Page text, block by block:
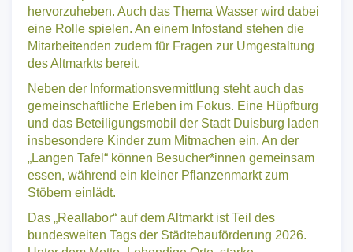
schattenspendenden Elementen wie Bäumen
hervorzuheben. Auch das Thema Wasser wird dabei
eine Rolle spielen. An einem Infostand stehen die
Mitarbeitenden zudem für Fragen zur Umgestaltung
des Altmarkts bereit.
Neben der Informationsvermittlung steht auch das
gemeinschaftliche Erleben im Fokus. Eine Hüpfburg
und das Beteiligungsmobil der Stadt Duisburg laden
insbesondere Kinder zum Mitmachen ein. An der
„Langen Tafel“ können Besucher*innen gemeinsam
essen, während ein kleiner Pflanzenmarkt zum
Stöbern einlädt.
Das „Reallabor“ auf dem Altmarkt ist Teil des